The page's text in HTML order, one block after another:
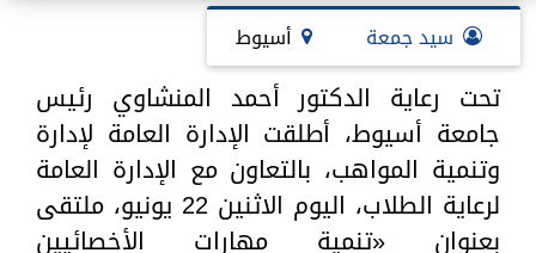
سيد جمعة أسيوط
تحت رعاية الدكتور أحمد المنشاوي رئيس
جامعة أسيوط، أطلقت الإدارة العامة لإدارة
وتنمية المواهب، بالتعاون مع الإدارة العامة
لرعاية الطلاب، اليوم الاثنين 22 يونيو، ملتقى
بعنوان «تنمية مهارات الأخصائيين